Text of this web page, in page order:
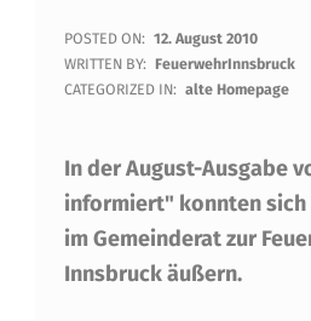
D
I
F
R
A
POSTED ON: 12. August 2010
WRITTEN BY: FeuerwehrInnsbruck
CATEGORIZED IN: alte Homepage
In der August-Ausgabe
informiert" konnten sich
im Gemeinderat zur
Innsbruck äußern.